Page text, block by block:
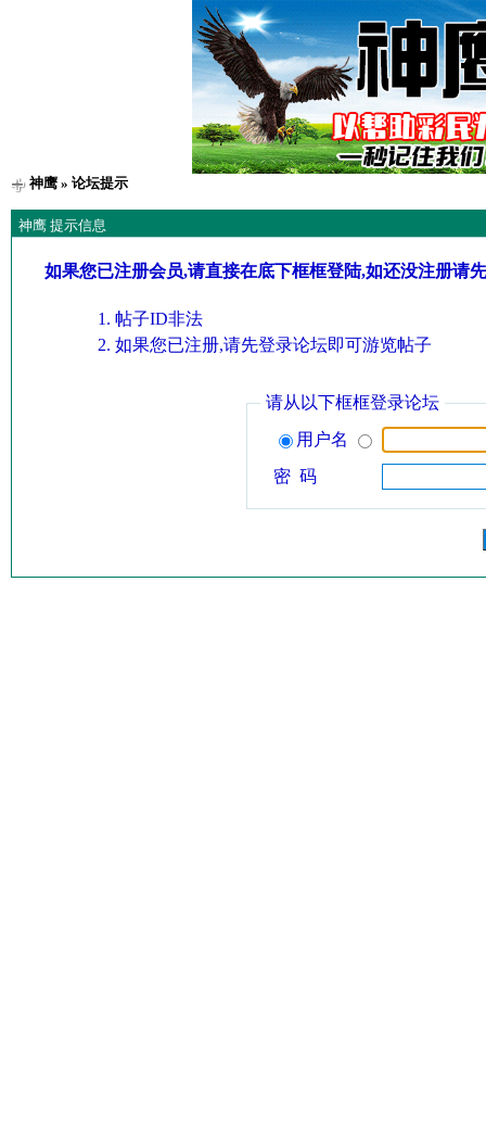
神鹰» 论坛提示
神鹰 提示信息
如果您已注册会员,请直接在底下框框登陆,如还没注册请
帖子ID非法
如果您已注册,请先登录论坛即可游览帖子
请从以下框框登录论坛
用户名
密 码